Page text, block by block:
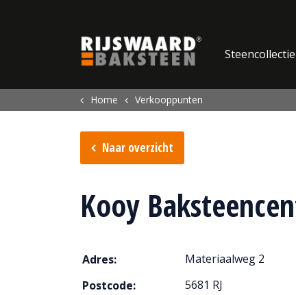
Steencollectie
Home Verkooppunten
Naar overzicht
Kooy
Adres:
Materiaalweg 2
Postcode:
5681 RJ